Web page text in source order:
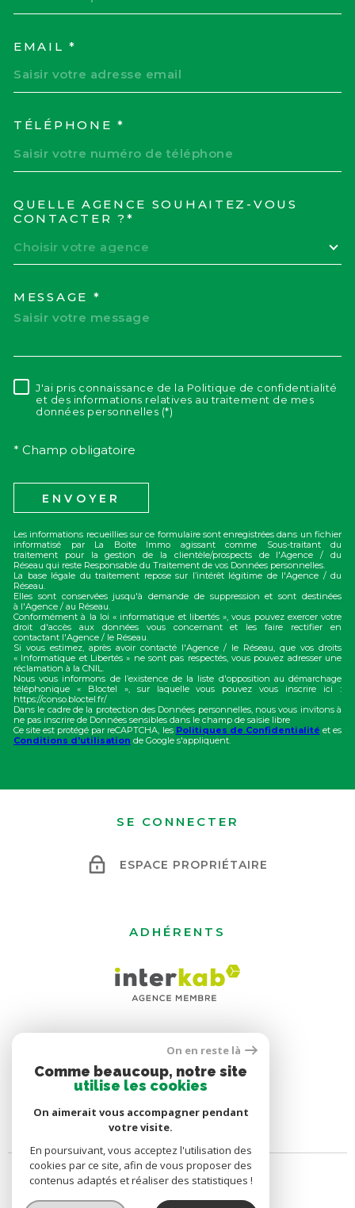
EMAIL *
TÉLÉPHONE *
QUELLE AGENCE SOUHAITEZ-VOUS
CONTACTER ?*
Choisir votre agence
MESSAGE *
RÈGLEMENTATION
J'ai pris connaissance de la Politique de confidentialité
et des informations relatives au traitement de mes
données personnelles (*)
* Champ obligatoire
ENVOYER
Les informations recueillies sur ce formulaire sont enregistrées dans un fichier
informatisé par La Boite Immo agissant comme Sous-traitant du
traitement pour la gestion de la clientèle/prospects de l'Agence / du
Réseau qui reste Responsable du Traitement de vos Données personnelles.
La base légale du traitement repose sur l’intérêt légitime de l'Agence / du
Réseau.
Elles sont conservées jusqu'à demande de suppression et sont destinées
à l'Agence / au Réseau.
Conformément à la loi « informatique et libertés », vous pouvez exercer votre
droit d'accès aux données vous concernant et les faire rectifier en
contactant l'Agence / le Réseau.
Si vous estimez, après avoir contacté l'Agence / le Réseau, que vos droits
« Informatique et Libertés » ne sont pas respectés, vous pouvez adresser une
réclamation à la CNIL.
Nous vous informons de l’existence de la liste d'opposition au démarchage
téléphonique « Bloctel », sur laquelle vous pouvez vous inscrire ici :
https://conso.bloctel.fr/
Dans le cadre de la protection des Données personnelles, nous vous invitons à
ne pas inscrire de Données sensibles dans le champ de saisie libre
Ce site est protégé par reCAPTCHA, les Politiques de Confidentialité et es
Conditions d'utilisation de Google s'appliquent.
SE CONNECTER
ESPACE PROPRIÉTAIRE
ADHÉRENTS
On en reste là
Comme beaucoup, notre site
utilise les cookies
On aimerait vous accompagner pendant
votre visite.
En poursuivant, vous acceptez l'utilisation des
cookies par ce site, afin de vous proposer des
contenus adaptés et réaliser des statistiques !